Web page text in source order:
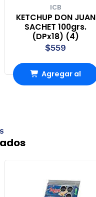
ICB
KETCHUP DON JUAN
SACHET 100grs.
(DPx18) (4)
$559
Agregar al